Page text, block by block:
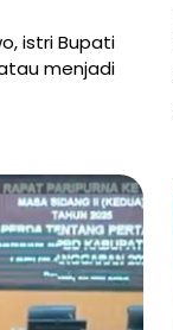
istri Bupati
menjadi